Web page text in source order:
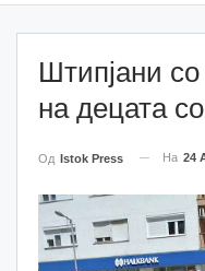
Штипјани
на децата
Од Istok Press На 24